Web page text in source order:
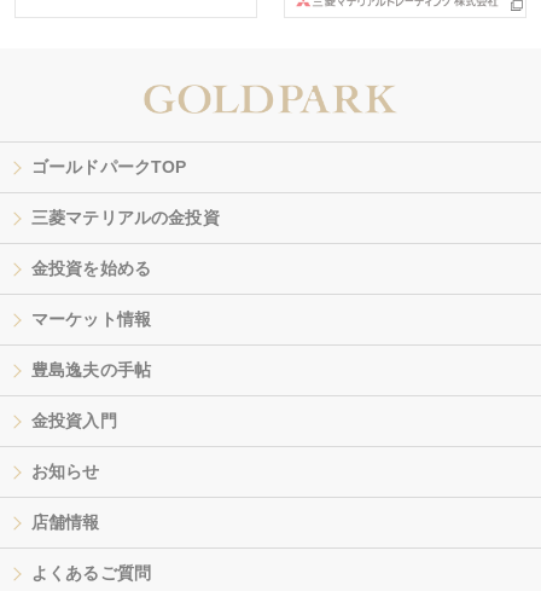
ゴールドパークTOP
三菱マテリアルの金投資
金投資を始める
マーケット情報
豊島逸夫の手帖
金投資入門
お知らせ
店舗情報
よくあるご質問